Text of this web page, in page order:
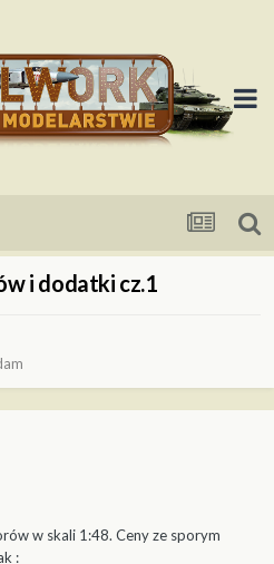
i dodatki cz.1
w skali 1:48. Ceny ze sporym
: